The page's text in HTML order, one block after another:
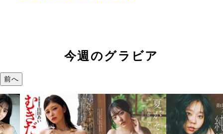
今週のグラビア
前へ